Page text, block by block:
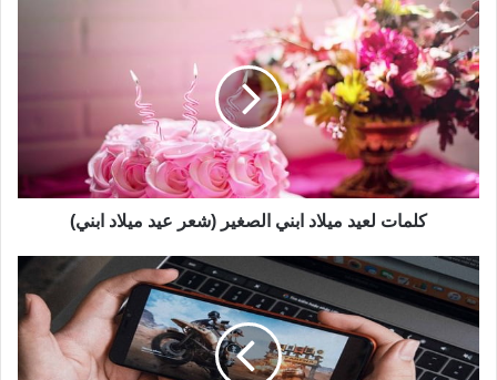
كلمات لعيد ميلاد ابني الصغير (شعر عيد ميلاد ابني)